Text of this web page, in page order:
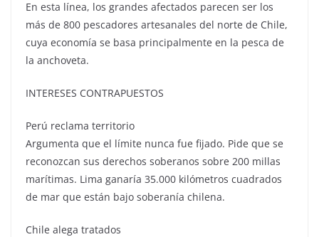
En esta línea, los grandes afectados parecen ser los
más de 800 pescadores artesanales del norte de Chile,
cuya economía se basa principalmente en la pesca de
la anchoveta.
INTERESES CONTRAPUESTOS
Perú reclama territorio
Argumenta que el límite nunca fue fijado. Pide que se
reconozcan sus derechos soberanos sobre 200 millas
marítimas. Lima ganaría 35.000 kilómetros cuadrados
de mar que están bajo soberanía chilena.
Chile alega tratados